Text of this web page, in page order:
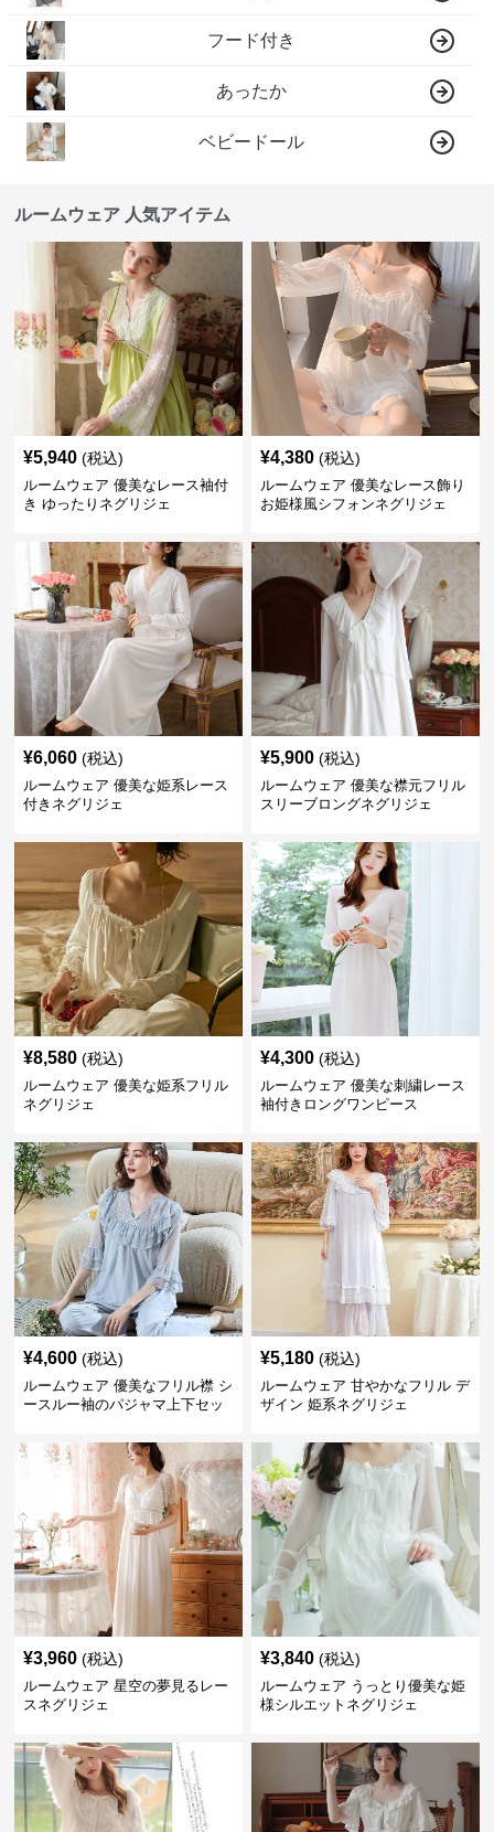
フード付き
あったか
ベビードール
ルームウェア 人気アイテム
¥5,940 (税込)
ルームウェア 優美なレース袖付
き ゆったりネグリジェ
¥4,380 (税込)
ルームウェア 優美なレース飾り
お姫様風シフォンネグリジェ
¥6,060 (税込)
ルームウェア 優美な姫系レース
付きネグリジェ
¥5,900 (税込)
ルームウェア 優美な襟元フリル
スリーブロングネグリジェ
¥8,580 (税込)
ルームウェア 優美な姫系フリル
ネグリジェ
¥4,300 (税込)
ルームウェア 優美な刺繍レース
袖付きロングワンピース
¥4,600 (税込)
ルームウェア 優美なフリル襟 シ
ースルー袖のパジャマ上下セッ
¥5,180 (税込)
ルームウェア 甘やかなフリル デ
ザイン 姫系ネグリジェ
¥3,960 (税込)
ルームウェア 星空の夢見るレー
スネグリジェ
¥3,840 (税込)
ルームウェア うっとり優美な姫
様シルエットネグリジェ